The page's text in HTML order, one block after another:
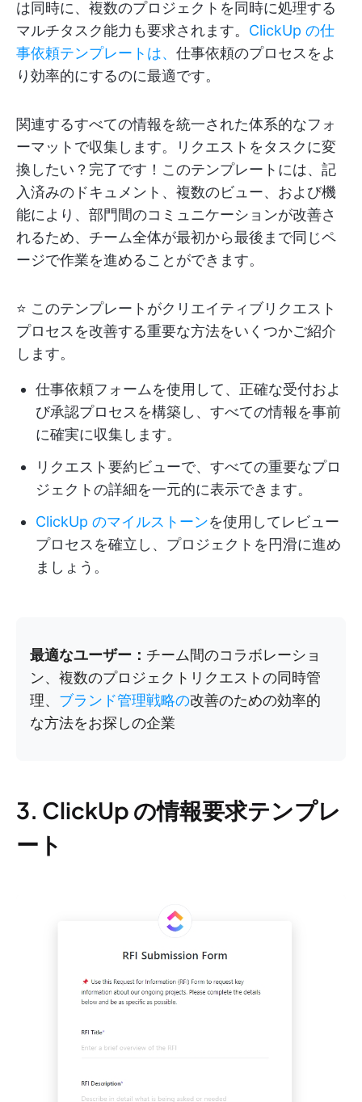
は同時に、複数のプロジェクトを同時に処理する
マルチタスク能力も要求されます。 ClickUp の仕
事依頼テンプレートは、 仕事依頼のプロセスをよ
り効率的にするのに最適です。
関連するすべての情報を統一された体系的なフォ
ーマットで収集します。リクエストをタスクに変
換したい？完了です！このテンプレートには、記
入済みのドキュメント、複数のビュー、および機
能により、部門間のコミュニケーションが改善さ
れるため、チーム全体が最初から最後まで同じペ
ージで作業を進めることができます。
⭐ このテンプレートがクリエイティブリクエスト
プロセスを改善する重要な方法をいくつかご紹介
します。
仕事依頼フォームを使用して、正確な受付およ
び承認プロセスを構築し、すべての情報を事前
に確実に収集します。
リクエスト要約ビューで、すべての重要なプロ
ジェクトの詳細を一元的に表示できます。
ClickUp のマイルストーンを使用してレビュー
プロセスを確立し、プロジェクトを円滑に進め
ましょう。
最適なユーザー： チーム間のコラボレーショ
ン、複数のプロジェクトリクエストの同時管
理、 ブランド管理戦略の改善のための効率的
な方法をお探しの企業
3. ClickUp の情報要求テンプレ
ート